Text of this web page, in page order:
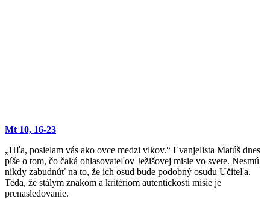
Mt 10, 16-23
„Hľa, posielam vás ako ovce medzi vlkov.“ Evanjelista Matúš dnes
píše o tom, čo čaká ohlasovateľov Ježišovej misie vo svete. Nesmú
nikdy zabudnúť na to, že ich osud bude podobný osudu Učiteľa.
Teda, že stálym znakom a kritériom autentickosti misie je
prenasledovanie.